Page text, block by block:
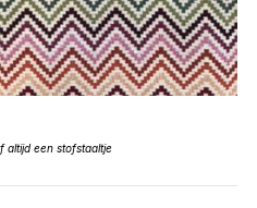
altijd een stofstaaltje